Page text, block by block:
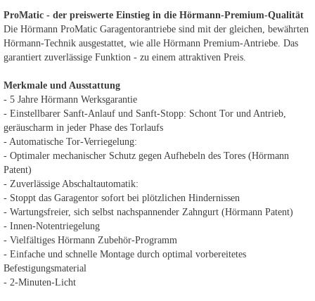
ProMatic - der preiswerte Einstieg in die Hörmann-Premium-Qualität
Die Hörmann ProMatic Garagentorantriebe sind mit der gleichen, bewährten
Hörmann-Technik ausgestattet, wie alle Hörmann Premium-Antriebe. Das
garantiert zuverlässige Funktion - zu einem attraktiven Preis.
Merkmale und Ausstattung
- 5 Jahre Hörmann Werksgarantie
- Einstellbarer Sanft-Anlauf und Sanft-Stopp: Schont Tor und Antrieb,
geräuscharm in jeder Phase des Torlaufs
- Automatische Tor-Verriegelung:
- Optimaler mechanischer Schutz gegen Aufhebeln des Tores (Hörmann
Patent)
- Zuverlässige Abschaltautomatik:
- Stoppt das Garagentor sofort bei plötzlichen Hindernissen
- Wartungsfreier, sich selbst nachspannender Zahngurt (Hörmann Patent)
- Innen-Notentriegelung
- Vielfältiges Hörmann Zubehör-Programm
- Einfache und schnelle Montage durch optimal vorbereitetes
Befestigungsmaterial
- 2-Minuten-Licht